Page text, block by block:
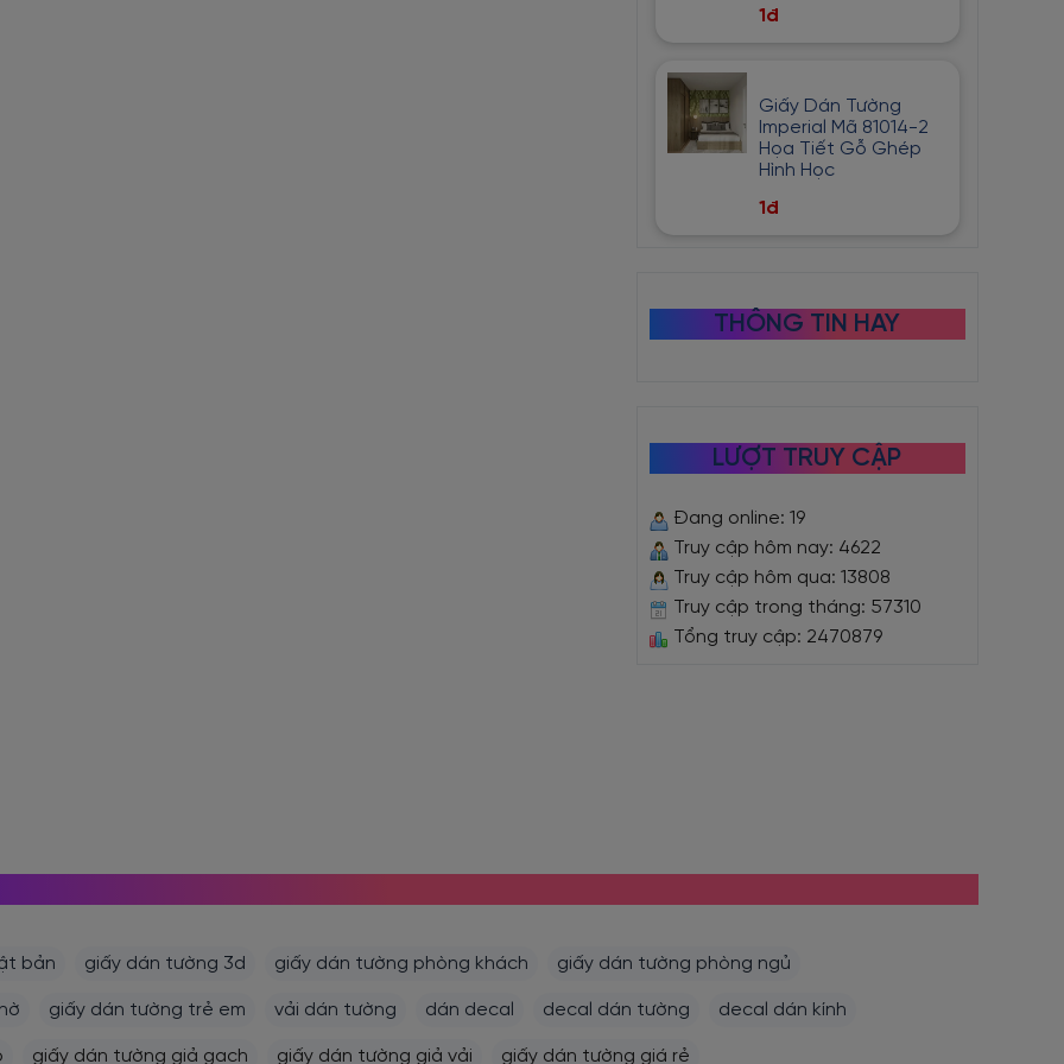
1đ
Giấy Dán Tường
Imperial Mã 81014-2
Họa Tiết Gỗ Ghép
Hình Học
1đ
THÔNG TIN HAY
LƯỢT TRUY CẬP
Đang online: 19
Truy cập hôm nay: 4622
Truy cập hôm qua: 13808
Truy cập trong tháng: 57310
Tổng truy cập: 2470879
bản giấy dán tường 3d giấy dán tường phòng khách giấy dán tường phòng ngủ
giấy dán tường trẻ em vải dán tường dán decal decal dán tường decal dán kính
giấy dán tường giả gạch giấy dán tường giả vải giấy dán tường giá rẻ